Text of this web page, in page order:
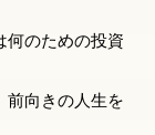
何のための投資
前向きの人生を